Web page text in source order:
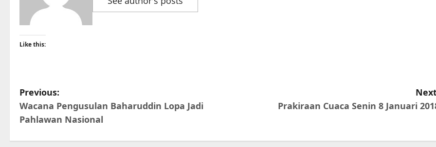
Like this:
P
o
s
Previous:
Wacana Pengusulan Baharuddin Lopa Jadi
Pahlawan Nasional
Prakiraan Cuaca Senin 8 Januari